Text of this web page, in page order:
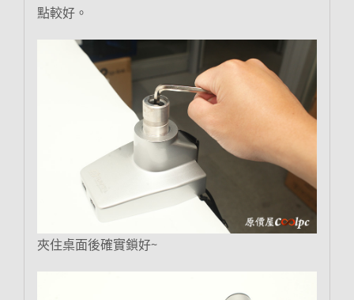
點較好。
夾住桌面後確實鎖好~